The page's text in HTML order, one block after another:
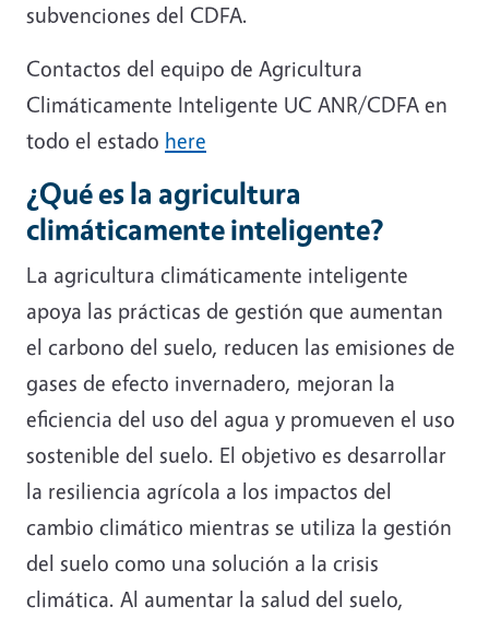
subvenciones del CDFA.
Contactos del equipo de Agricultura
Climáticamente Inteligente UC ANR/CDFA en
todo el estado here
¿Qué es la agricultura
climáticamente inteligente?
La agricultura climáticamente inteligente
apoya las prácticas de gestión que aumentan
el carbono del suelo, reducen las emisiones de
gases de efecto invernadero, mejoran la
eficiencia del uso del agua y promueven el uso
sostenible del suelo. El objetivo es desarrollar
la resiliencia agrícola a los impactos del
cambio climático mientras se utiliza la gestión
del suelo como una solución a la crisis
climática. Al aumentar la salud del suelo,